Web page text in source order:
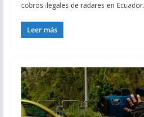
cobros ilegales de radares en Ecuador.
Leer más